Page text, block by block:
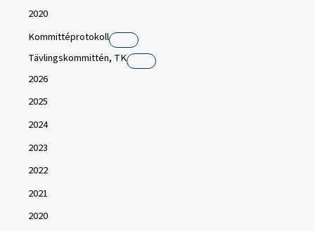
2020
Kommittéprotokoll
Tävlingskommittén, TK
2026
2025
2024
2023
2022
2021
2020